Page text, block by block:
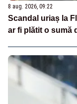
8 aug. 2026, 09:22
Scandal uriaș la
ar fi plătit o sumă